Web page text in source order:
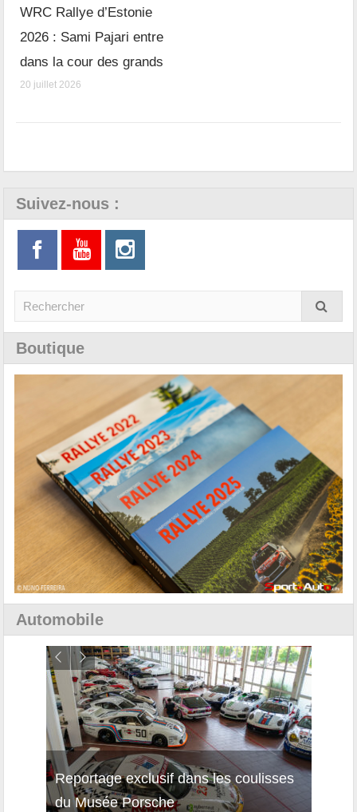
WRC Rallye d’Estonie
2026 : Sami Pajari entre
dans la cour des grands
20 juillet 2026
Suivez-nous :
Boutique
Automobile
Reportage exclusif dans les coulisses
du Musée Porsche
Découverte de la nouvelle Ferrari
12Cilindri Manuale